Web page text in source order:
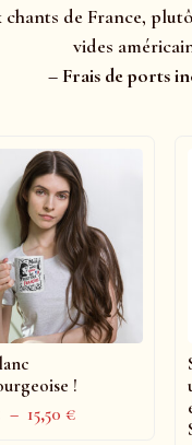
chants de France,
vides
– Frais de ports
!
– 15,50€